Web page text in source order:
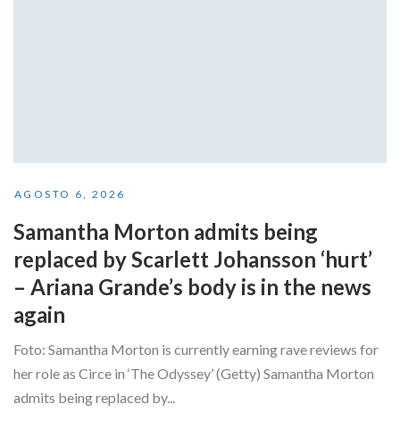
AGOSTO 6, 2026
Samantha Morton admits being
replaced by Scarlett Johansson ‘hurt’
– Ariana Grande’s body is in the news
again
Foto: Samantha Morton is currently earning rave reviews for
her role as Circe in ‘The Odyssey’ (Getty) Samantha Morton
admits being replaced by...